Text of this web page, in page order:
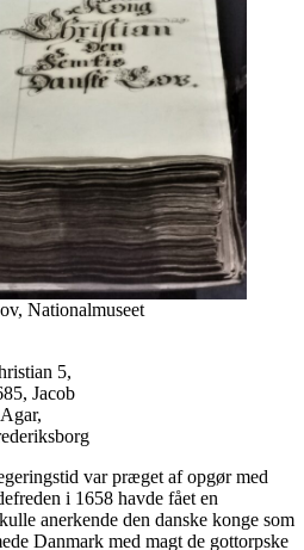
Nationalmuseet
5,
Jacob
var præget af opgør med
i 1658 havde fået en
anerkende den danske konge som
Danmark med magt de gottorpske